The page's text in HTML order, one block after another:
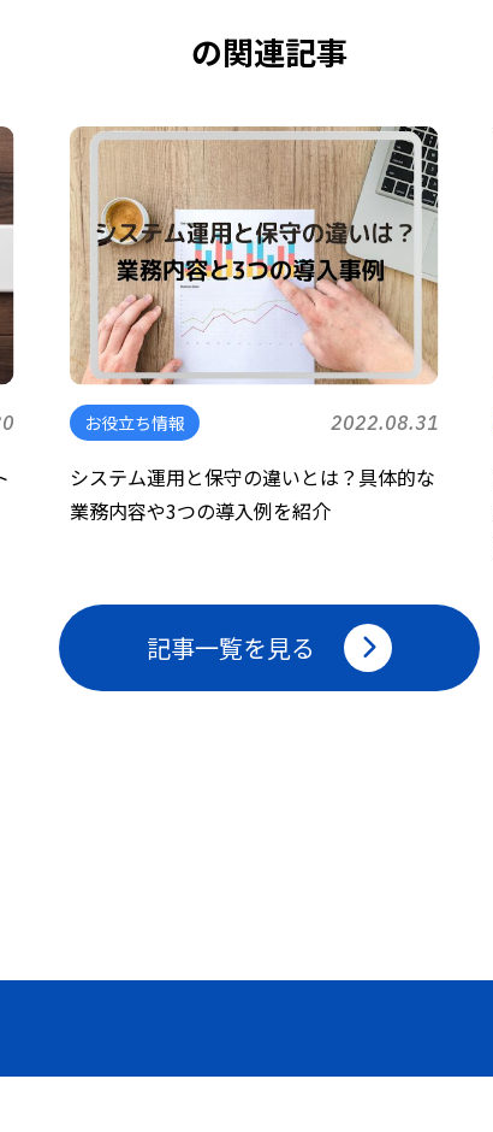
の関連記事
お役立ち情報 2022.08.31
システム運用と保守の違いとは？具体的な
業務内容や3つの導入例を紹介
記事一覧を見る